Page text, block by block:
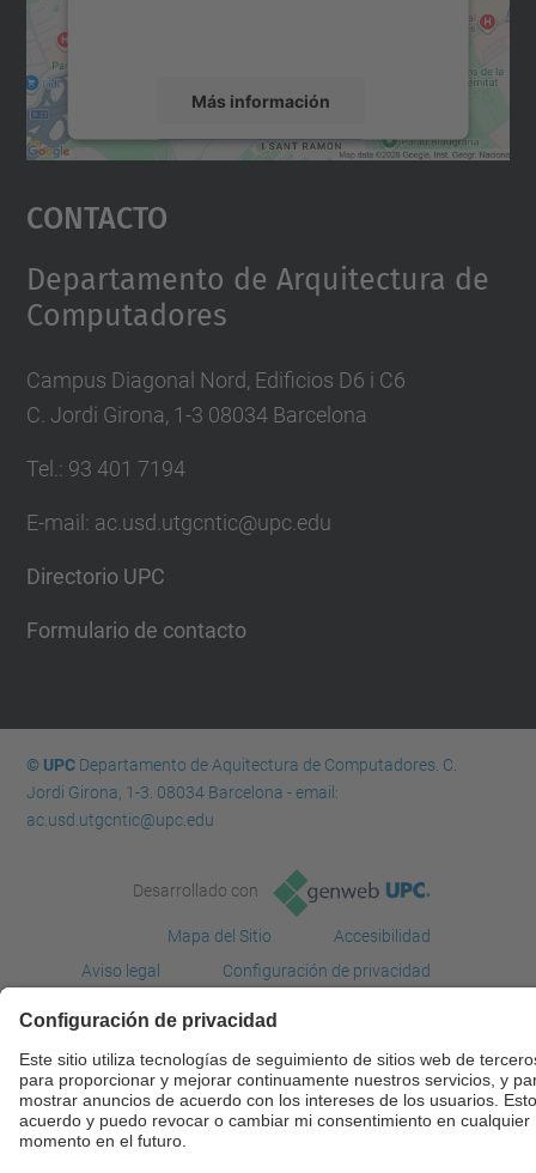
Más información
Aceptar
powered by
Contacto
Departamento de Arquitectura de
Computadores
Campus Diagonal Nord, Edificios D6 i C6
C. Jordi Girona, 1-3 08034 Barcelona
Tel.: 93 401 7194
E-mail: ac.usd.utgcntic@upc.edu
Directorio UPC
Formulario de contacto
© UPCDepartamento de Aquitectura de Computadores. C.
Jordi Girona, 1-3. 08034 Barcelona - email:
ac.usd.utgcntic@upc.edu
Desarrollado con
Mapa del Sitio
Accesibilidad
Aviso legal
Configuración de privacidad